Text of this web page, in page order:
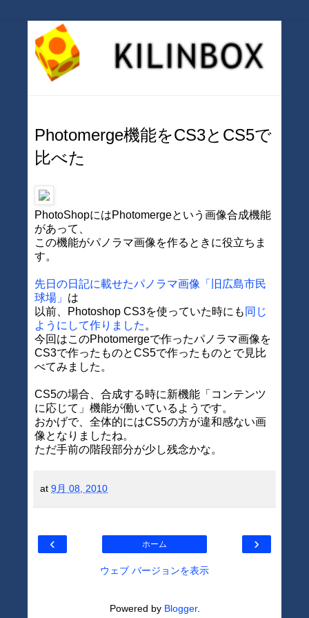
Photomerge機能をCS3とCS5で
比べた
PhotoShopにはPhotomergeという画像合成機能
があって、
この機能がパノラマ画像を作るときに役立ちま
す。
先日の日記に載せたパノラマ画像「旧広島市民
球場」 は
以前、Photoshop CS3を使っていた時にも 同じ
ようにして作りました 。
今回はこのPhotomergeで作ったパノラマ画像を
CS3で作ったものとCS5で作ったものとで見比
べてみました。
CS5の場合、合成する時に新機能「コンテンツ
に応じて」機能が働いているようです。
おかげで、全体的にはCS5の方が違和感ない画
像となりましたね。
ただ手前の階段部分が少し残念かな。
at 9月 08, 2010
‹ ›
ホーム
ウェブ バージョンを表示
Powered by Blogger.